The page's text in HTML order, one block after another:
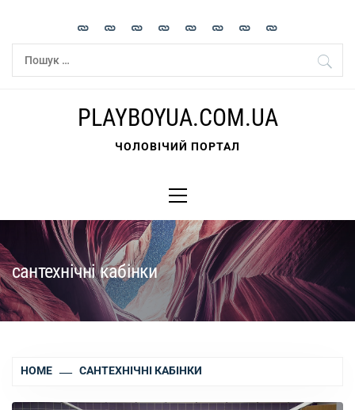
content
Пошук:
PLAYBOYUA.COM.UA
ЧОЛОВІЧИЙ ПОРТАЛ
Menu
сантехнічні кабінки
HOME САНТЕХНІЧНІ КАБІНКИ